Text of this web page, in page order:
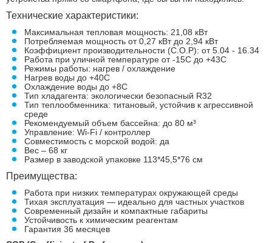
Технические характеристики:
Максимальная тепловая мощность: 21,08 кВт
Потребляемая мощность от 0,27 кВт до 2,94 кВт
Коэффициент производительности (C.O.P): от5.04 - 16.34
Работа при уличной температуре от -15С до +43С
Режимы работы: нагрев / охлаждение
Нагрев воды до +40С
Охлаждение воды до +8С
Тип хладагента: экологически безопасный R32
Тип теплообменника: титановый, устойчив к агрессивной
среде
Рекомендуемый объем бассейна: до 80 м³
Управление: Wi-Fi / контроллер
Совместимость с морской водой: да
Вес – 68 кг
Размер в заводской упаковке 113*45,5*76 см
Преимущества:
Работа при низких температурах окружающей среды
Тихая эксплуатация — идеально для частных участков
Современный дизайн и компактные габариты
Устойчивость к химическим реагентам
Гарантия 36 месяцев